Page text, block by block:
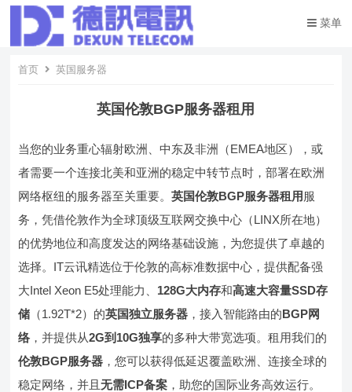
菜单
首页 英国服务器
英国伦敦BGP服务器租用
当您的业务重心辐射欧洲、中东及非洲（EMEA地区），或
者需要一个连接北美和亚洲的稳定中转节点时，部署在欧洲
网络枢纽的服务器至关重要。英国伦敦BGP服务器租用 服
务，凭借伦敦作为全球顶级互联网交换中心（LINX所在地）
的优势地位和高度发达的网络基础设施，为您提供了卓越的
选择。IT云讯精选位于伦敦的高标准数据中心，提供配备强
大Intel Xeon E5处理能力、 128G大内存和高速大容量SSD存
储 （1.92T*2）的英国独立服务器 ，接入智能路由的BGP网
络，并提供从2G到10G独享的多种大带宽选项。租用我们的
伦敦BGP服务器 ，您可以获得低延迟覆盖欧洲、连接全球的
稳定网络，并且无需ICP备案 ，助您的国际业务高效运行。